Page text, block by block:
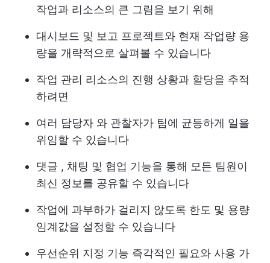
작업과 리소스의 큰 그림을 보기 위해
대시보드 및 보고 프로젝트와 현재 작업량 용
량을 개략적으로 살펴볼 수 있습니다
작업 관리 리소스의 진행 상황과 할당을 추적
하려면
여러 담당자 와 관찰자가 팀에 균등하게 일을
위임할 수 있습니다
댓글 , 채팅 및 협업 기능을 통해 모든 팀원이
최신 정보를 공유할 수 있습니다
작업에 과부하가 걸리지 않도록 한도 및 용량
임계값을 설정할 수 있습니다
우선순위 지정 기능 즉각적인 필요와 사용 가